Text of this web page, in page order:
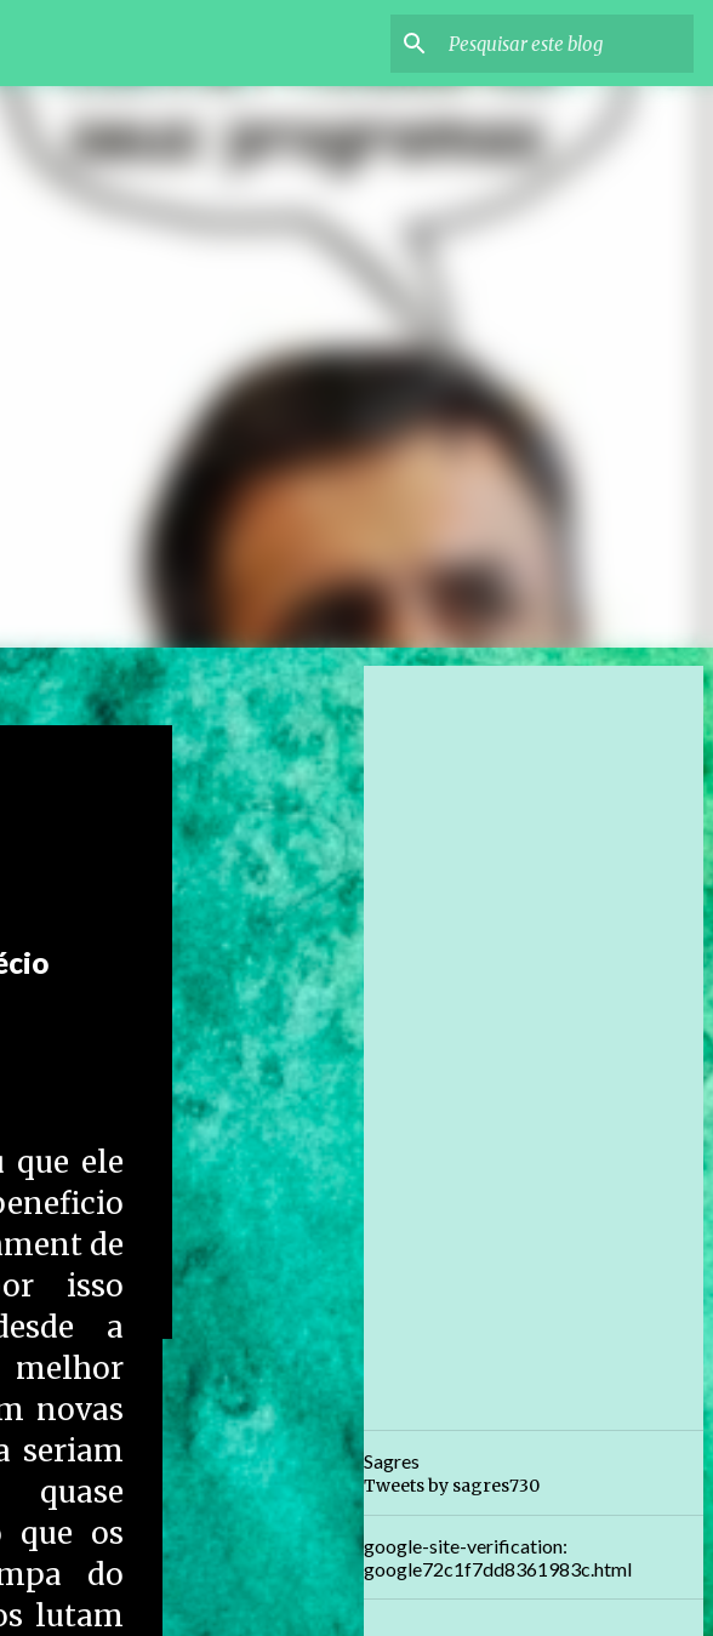
que ele
de
isso
a
melhor
novas
seriam
que os
do
lutam
Sagres
Tweets by sagres730
google-site-verification:
google72c1f7dd8361983c.html